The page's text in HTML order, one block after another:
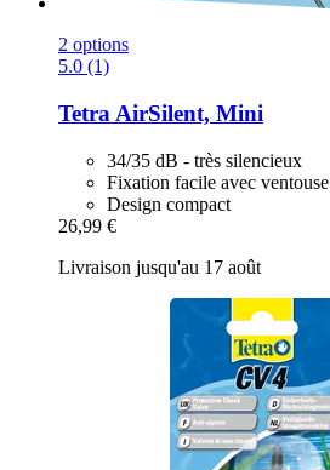
2 options
5.0 (1)
Tetra AirSilent, Mini
34/35 dB - très silencieux
Fixation facile avec ventouse
Design compact
26,99 €
Livraison jusqu'au 17 août